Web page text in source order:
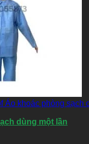
dùng một lần